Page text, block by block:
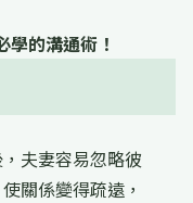
學的溝通術！
夫妻容易忽略彼
關係變得疏遠，